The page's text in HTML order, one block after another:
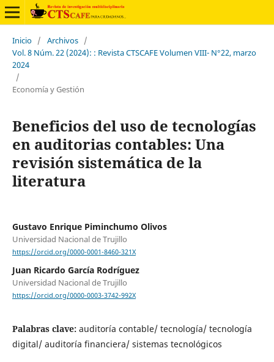
Inicio / Archivos /
Vol. 8 Núm. 22 (2024): : Revista CTSCAFE Volumen VIII- N°22, marzo
2024
/
Economía y Gestión
Beneficios del uso de tecnologías
en auditorias contables: Una
revisión sistemática de la
literatura
Gustavo Enrique Piminchumo Olivos
Universidad Nacional de Trujillo
https://orcid.org/0000-0001-8460-321X
Juan Ricardo García Rodríguez
Universidad Nacional de Trujillo
https://orcid.org/0000-0003-3742-992X
Palabras clave: auditoría contable/ tecnología/ tecnología
digital/ auditoría financiera/ sistemas tecnológicos